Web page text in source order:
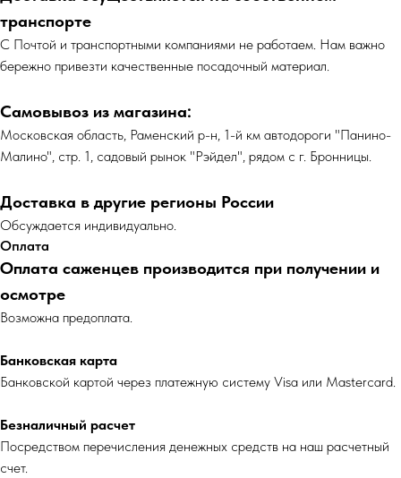
транспорте
С Почтой и транспортными компаниями не работаем. Нам важно
бережно привезти качественные посадочный материал.
Самовывоз из магазина:
Московская область, Раменский р-н, 1-й км автодороги "Панино-
Малино", стр. 1, садовый рынок "Рэйдел", рядом с г. Бронницы.
Доставка в другие регионы России
Обсуждается индивидуально.
Оплата
Оплата саженцев производится при получении и
осмотре
Возможна предоплата.
Банковская карта
Банковской картой через платежную систему Visa или Mastercard.
Безналичный расчет
Посредством перечисления денежных средств на наш расчетный
счет.